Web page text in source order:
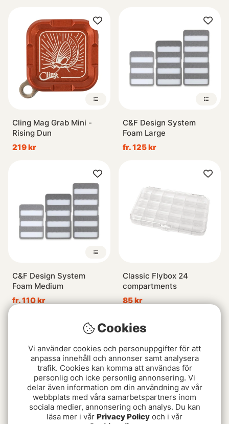
Cling Mag Grab Mini -
Rising Dun
219 kr
C&F Design System
Foam Large
fr. 125 kr
C&F Design System
Foam Medium
fr. 110 kr
Classic Flybox 24
compartments
85 kr
Cookies
Vi använder cookies och personuppgifter för att
anpassa innehåll och annonser samt analysera
trafik. Cookies kan komma att användas för
personlig och icke personlig annonsering. Vi
delar även information om din användning av vår
webbplats med våra samarbetspartners inom
sociala medier, annonsering och analys. Du kan
läsa mer i vår Privacy Policy och i vår